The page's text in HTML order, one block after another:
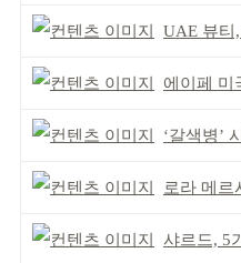
UAE 뷰
에이페 미국
‘갈색병’ 시너
로라 메르시
샤르드, 5가지